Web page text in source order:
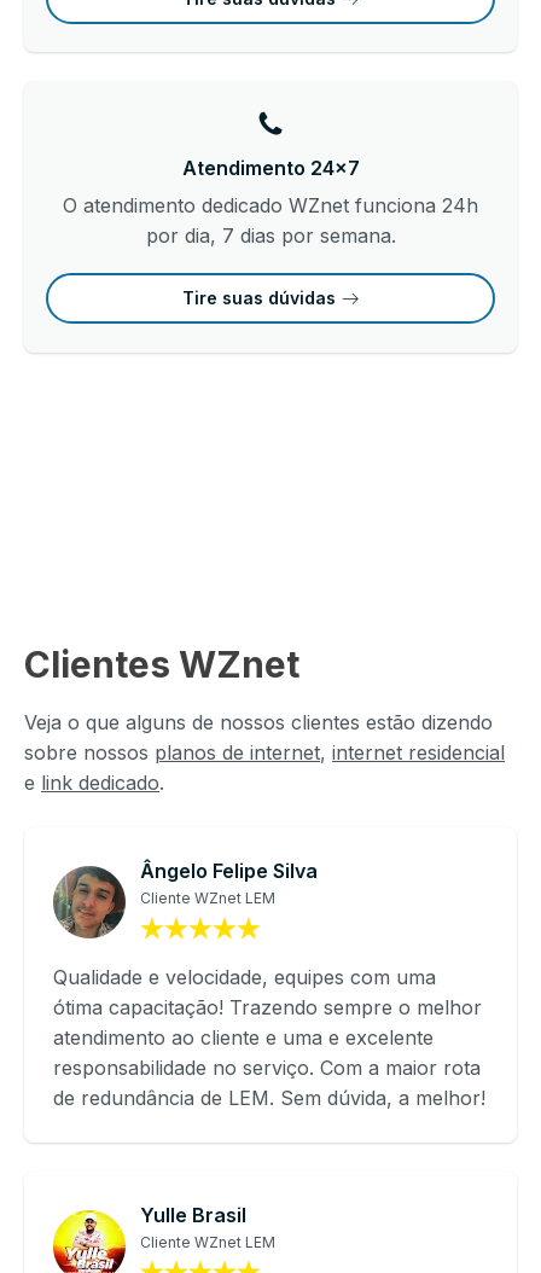
Atendimento 24x7
O atendimento dedicado WZnet funciona 24h
por dia, 7 dias por semana.
Tire suas dúvidas
Clientes WZnet
Veja o que alguns de nossos clientes estão dizendo
sobre nossos planos de internet, internet residencial
e link dedicado.
Ângelo Felipe Silva
Cliente WZnet LEM
Qualidade e velocidade, equipes com uma
ótima capacitação! Trazendo sempre o melhor
atendimento ao cliente e uma e excelente
responsabilidade no serviço. Com a maior rota
de redundância de LEM. Sem dúvida, a melhor!
Yulle Brasil
Cliente WZnet LEM